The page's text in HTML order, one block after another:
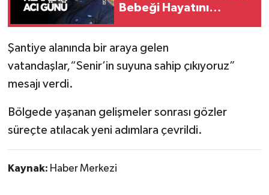
Bebeği Hayatını
Şantiye alanında bir araya gelen
vatandaşlar,“Senir’in suyuna sahip çıkıyoruz”
mesajı verdi.
Bölgede yaşanan gelişmeler sonrası gözler
süreçte atılacak yeni adımlara çevrildi.
Kaynak: Haber Merkezi